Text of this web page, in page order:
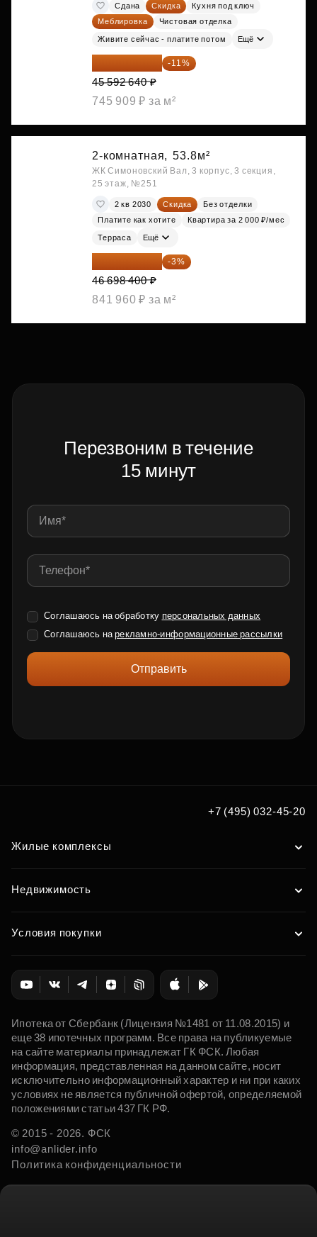
Сдана Скидка
Кухня под ключ
Меблировка
Чистовая отделка
Живите сейчас - платите потом Ещё
40 577 450 ₽ -11%
45 592 640 ₽
745 909 ₽ за м²
2-комнатная, 53.8м²
ЖК Симоновский Вал, 3 корпус, 3 секция,
25 этаж, №251
2 кв 2030 Скидка
Без отделки
Платите как хотите
Квартира за 2 000 ₽/мес
Терраса Ещё
45 297 448 ₽ -3%
46 698 400 ₽
841 960 ₽ за м²
Перезвоним в течение
15 минут
Соглашаюсь на обработку персональных данных
Соглашаюсь нарекламно-информационные рассылки
Отправить
+7 (495) 032-45-20
Жилые комплексы
Недвижимость
Условия покупки
Ипотека от Сбербанк (Лицензия №1481 от 11.08.2015) и
еще 38 ипотечных программ. Все права на публикуемые
на сайте материалы принадлежат ГК ФСК. Любая
информация, представленная на данном сайте, носит
исключительно информационный характер и ни при каких
условиях не является публичной офертой, определяемой
положениями статьи 437 ГК РФ.
© 2015 - 2026. ФСК
info@anlider.info
Политика конфиденциальности